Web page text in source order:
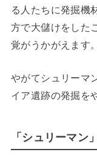
る人たちに発掘機
方で大儲けをした
覚がうかがえます。
やがてシュリーマ
イア遺跡の発掘を
「シュリーマン